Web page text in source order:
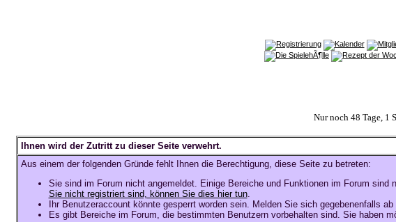
Nur noch 48 Tage, 1
Ihnen wird der Zutritt zu dieser Seite verwehrt.
Aus einem der folgenden Gründe fehlt Ihnen die Berechtigung, diese Seite zu betreten:
Sie sind im Forum nicht angemeldet. Einige Bereiche und Funktionen im Forum
Sie nicht registriert sind, können Sie dies hier tun.
Ihr Benutzeraccount könnte gesperrt worden sein. Melden Sie sich gegebenenfalls
Es gibt Bereiche im Forum, die bestimmten Benutzern vorbehalten sind. Sie haben